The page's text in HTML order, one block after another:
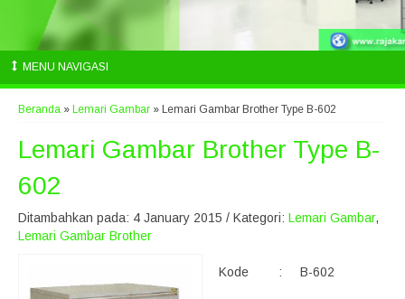
MENU NAVIGASI
Beranda » Lemari Gambar » Lemari Gambar Brother Type B-602
Lemari Gambar Brother Type B-
602
Ditambahkan pada: 4 January 2015 / Kategori: Lemari Gambar,
Lemari Gambar Brother
Kode : B-602